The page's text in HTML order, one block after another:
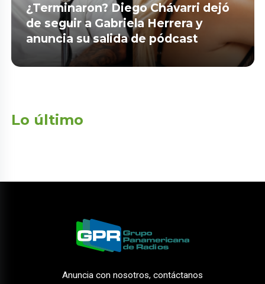
¿Terminaron? Diego Chávarri dejó
de seguir a Gabriela Herrera y
anuncia su salida de pódcast
Lo último
Anuncia con nosotros, contáctanos